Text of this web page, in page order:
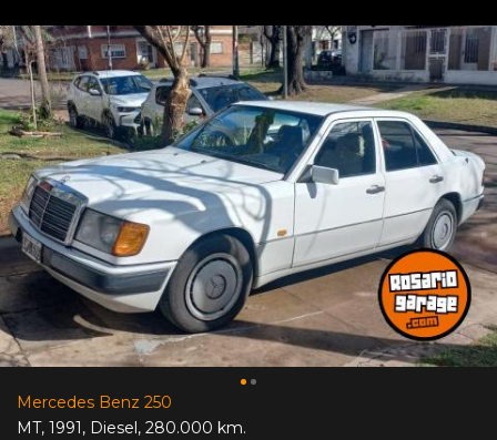
Mercedes Benz 250
MT, 1991, Diesel, 280.000 km.